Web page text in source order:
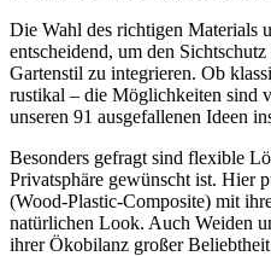
Die Wahl des richtigen Materials
entscheidend, um den
Gartenstil zu integrieren. Ob
rustikal – die Möglichkeiten sind
unseren 91 ausgefallenen Ideen
Besonders gefragt sind flexible
Privatsphäre gewünscht ist. Hier
(Wood-Plastic-Composite) mit
natürlichen Look. Auch Weiden
ihrer Ökobilanz großer